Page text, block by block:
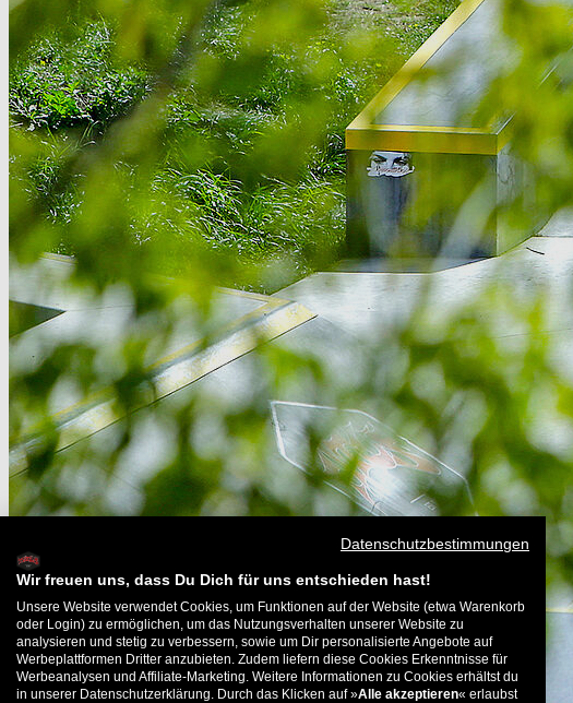
Datenschutzbestimmungen
Wir freuen uns, dass Du Dich für uns entschieden hast!
Unsere Website verwendet Cookies, um Funktionen auf der Website (etwa Warenkorb
oder Login) zu ermöglichen, um das Nutzungsverhalten unserer Website zu
analysieren und stetig zu verbessern, sowie um Dir personalisierte Angebote auf
Werbeplattformen Dritter anzubieten. Zudem liefern diese Cookies Erkenntnisse für
Werbeanalysen und Affiliate-Marketing. Weitere Informationen zu Cookies erhältst du
in unserer Datenschutzerklärung. Durch das Klicken auf »Alle akzeptieren« erlaubst